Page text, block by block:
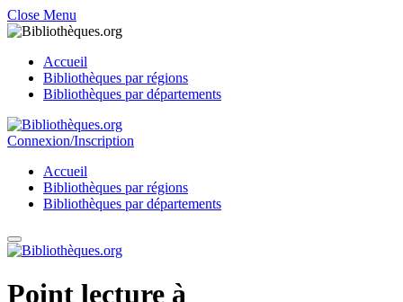
Close Menu
Accueil
Bibliothèques par régions
Bibliothèques par départements
Connexion/Inscription
Accueil
Bibliothèques par régions
Bibliothèques par départements
Point lecture à